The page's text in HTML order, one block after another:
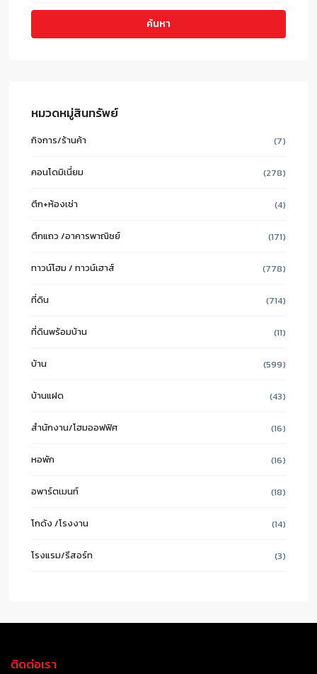
ค้นหา
หมวดหมู่สินทรัพย์
กิจการ/ร้านค้า (7)
คอนโดมิเนี่ยม (278)
ตึก+ห้องเช่า (4)
ตึกแถว /อาคารพาณิชย์ (171)
ทาวน์โฮม / ทาวน์เฮาส์ (778)
ที่ดิน (714)
ที่ดินพร้อมบ้าน (11)
บ้าน (599)
บ้านแฝด (43)
สำนักงาน/โฮมออฟฟิศ (16)
หอพัก (16)
อพาร์ตเมนท์ (18)
โกดัง /โรงงาน (14)
โรงแรม/รีสอร์ท (3)
ติดต่อเรา